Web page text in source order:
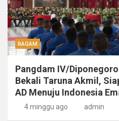
RAGAM
Pangdam IV/
Bekali Taruna Akmil,
AD Menuju Indonesia
4 minggu ago admin